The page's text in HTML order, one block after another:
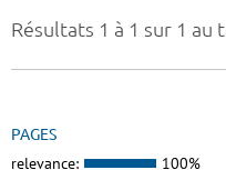
Résultats 1 à 1 sur 1 au
PAGES
relevance: 100%